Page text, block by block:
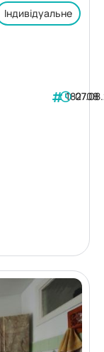
Індивідуальне
182708